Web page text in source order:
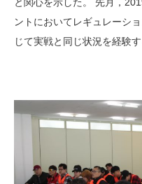
ントにおいてレギュレーシ
じて実戦と同じ状況を経験